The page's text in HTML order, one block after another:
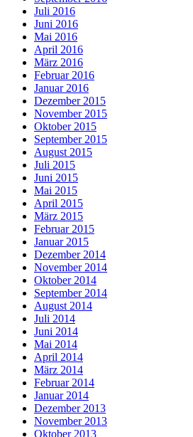
Juli 2016
Juni 2016
Mai 2016
April 2016
März 2016
Februar 2016
Januar 2016
Dezember 2015
November 2015
Oktober 2015
September 2015
August 2015
Juli 2015
Juni 2015
Mai 2015
April 2015
März 2015
Februar 2015
Januar 2015
Dezember 2014
November 2014
Oktober 2014
September 2014
August 2014
Juli 2014
Juni 2014
Mai 2014
April 2014
März 2014
Februar 2014
Januar 2014
Dezember 2013
November 2013
Oktober 2013